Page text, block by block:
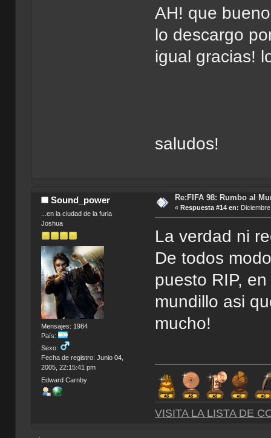
AH! que
lo descargo
igual gracias!
saludos!
Sound_power
...en la ciudad de la furia
Joshua
Mensajes: 1984
País:
Sexo:
Fecha de registro: Junio 04,
2005, 22:15:41 pm
Edward Carnby
Re:FIFA 98: Rumbo al
« Respuesta #14 en:
La verdad ni
De todos
puesto RIP,
mundillo asi
mucho!
VISITA LA LISTA DE